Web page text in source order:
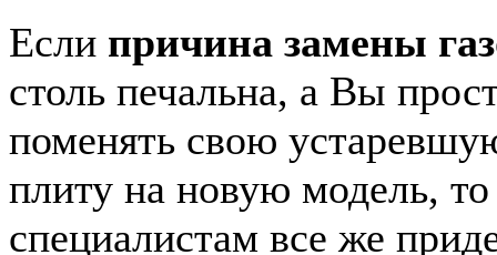
Если причина замены
столь печальна, а Вы
поменять свою
плиту на новую модель, то
специалистам все же